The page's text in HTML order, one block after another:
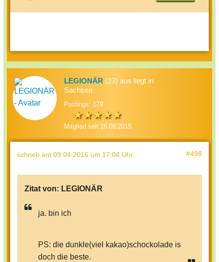
LEGIONÄR (23) aus liegt in
Sachsen
Postings: 179
Mitglied seit 16.09.2015
schrieb am 09.04.2016 um 17:04 Uhr: #498
Zitat von: LEGIONÄR
ja. bin ich
PS: die dunkle(viel kakao)schockolade is
doch die beste.